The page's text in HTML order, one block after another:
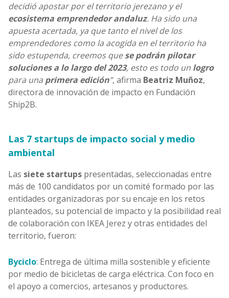
decidió apostar por el territorio jerezano y el
ecosistema emprendedor andaluz. Ha sido una
apuesta acertada, ya que tanto el nivel de los
emprendedores como la acogida en el territorio ha
sido estupenda, creemos quese podrán pilotar
soluciones a lo largo del 2023, esto es todo un logro
para una primera edición”, afirma Beatriz Muñoz,
directora de innovación de impacto en Fundación
Ship2B.
Las 7 startups de impacto social y medio
ambiental
Las siete startups presentadas, seleccionadas entre
más de 100 candidatos por un comité formado por las
entidades organizadoras por su encaje en los retos
planteados, su potencial de impacto y la posibilidad real
de colaboración con IKEA Jerez y otras entidades del
territorio, fueron:
Byciclo: Entrega de última milla sostenible y eficiente
por medio de bicicletas de carga eléctrica. Con foco en
el apoyo a comercios, artesanos y productores.